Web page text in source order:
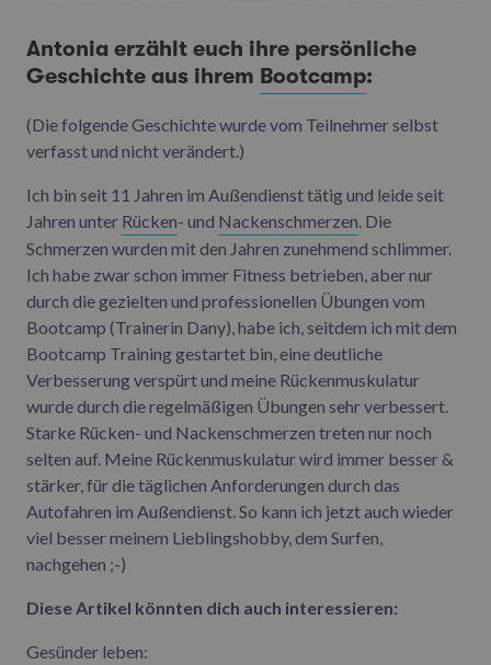
Antonia erzählt euch ihre persönliche
Geschichte aus ihrem Bootcamp:
(Die folgende Geschichte wurde vom Teilnehmer selbst
verfasst und nicht verändert.)
Ich bin seit 11 Jahren im Außendienst tätig und leide seit
Jahren unter Rücken- und Nackenschmerzen . Die
Schmerzen wurden mit den Jahren zunehmend schlimmer.
Ich habe zwar schon immer Fitness betrieben, aber nur
durch die gezielten und professionellen Übungen vom
Bootcamp (Trainerin Dany), habe ich, seitdem ich mit dem
Bootcamp Training gestartet bin, eine deutliche
Verbesserung verspürt und meine Rückenmuskulatur
wurde durch die regelmäßigen Übungen sehr verbessert.
Starke Rücken- und Nackenschmerzen treten nur noch
selten auf. Meine Rückenmuskulatur wird immer besser &
stärker, für die täglichen Anforderungen durch das
Autofahren im Außendienst. So kann ich jetzt auch wieder
viel besser meinem Lieblingshobby, dem Surfen,
nachgehen ;-)
Diese Artikel könnten dich auch interessieren:
Gesünder leben: